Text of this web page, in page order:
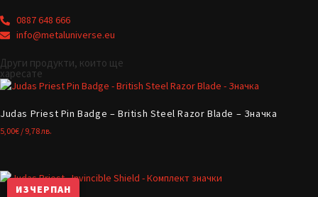
0887 648 666
info@metaluniverse.eu
Други продукти, които ще
харесате
Judas Priest Pin Badge – British Steel Razor Blade – Значка
5,00€ / 9,78 лв.
ИЗЧЕРПАН